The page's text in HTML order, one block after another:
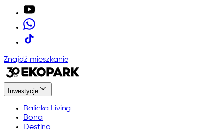
Znajdź mieszkanie
Inwestycje
Balicka Living
Bona
Destino